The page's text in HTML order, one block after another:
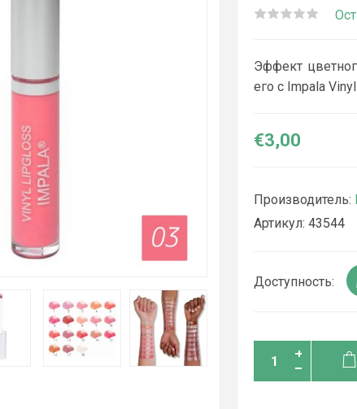
Эффект
его с Impala
€3,00
Производитель:
Артикул: 43544
Доступность: